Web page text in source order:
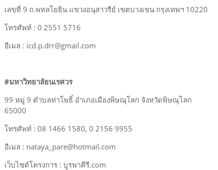
เลขที่ 9 ถ.พหลโยธิน แขวงอนุสาวรีย์ เขตบางเขน กรุงเทพฯ 10220
โทรศัพท์ : 0 2551 5716
อีเมล : icd.p.drr@gmail.com
#มหาวิทยาลัยนเรศวร
99 หมู่ 9 ตำบลท่าโพธิ์ อำเภอเมืองพิษณุโลก จังหวัดพิษณุโลก
65000
โทรศัพท์ : 08 1466 1580, 0 2156 9955
อีเมล : nataya_pare@hotmail.com
เว็บไซต์โครงการ : บูรพาคีรี.com